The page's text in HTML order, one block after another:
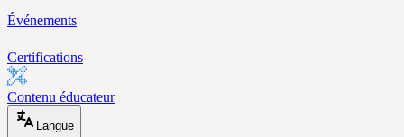
Événements
Certifications
Contenu éducateur
Langue